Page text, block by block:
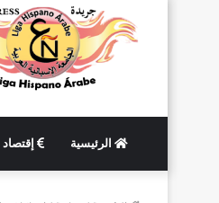
الرئيسية إقتصاد